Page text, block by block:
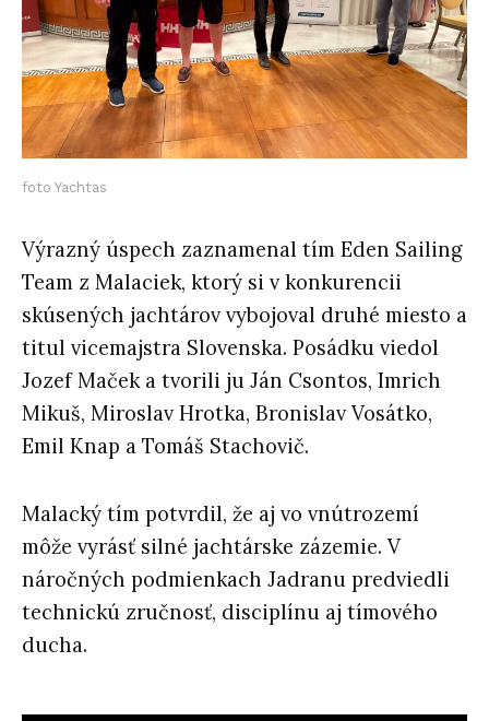
foto Yachtas
Výrazný úspech zaznamenal tím Eden Sailing
Team z Malaciek, ktorý si v konkurencii
skúsených jachtárov vybojoval druhé miesto a
titul vicemajstra Slovenska. Posádku viedol
Jozef Maček a tvorili ju Ján Csontos, Imrich
Mikuš, Miroslav Hrotka, Bronislav Vosátko,
Emil Knap a Tomáš Stachovič.
Malacký tím potvrdil, že aj vo vnútrozemí
môže vyrásť silné jachtárske zázemie. V
náročných podmienkach Jadranu predviedli
technickú zručnosť, disciplínu aj tímového
ducha.